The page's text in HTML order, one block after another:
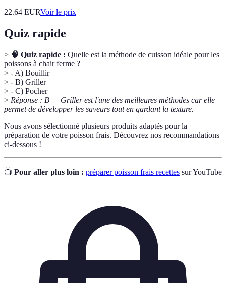
22.64 EURVoir le prix
Quiz rapide
> 🧠 Quiz rapide : Quelle est la méthode de cuisson idéale pour les
poissons à chair ferme ?
> - A) Bouillir
> - B) Griller
> - C) Pocher
> Réponse : B — Griller est l'une des meilleures méthodes car elle
permet de développer les saveurs tout en gardant la texture.
Nous avons sélectionné plusieurs produits adaptés pour la
préparation de votre poisson frais. Découvrez nos recommandations
ci-dessous !
📺 Pour aller plus loin : préparer poisson frais recettes sur YouTube